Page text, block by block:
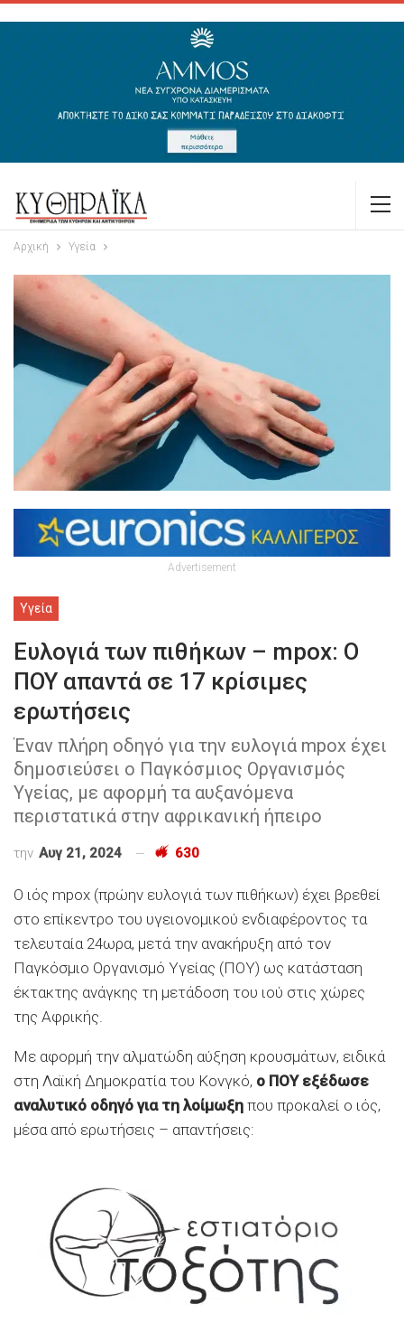
Αρχική Υγεία
Advertisement
Υγεία
Ευλογιά των πιθήκων – mpox: Ο
ΠΟΥ απαντά σε 17 κρίσιμες
ερωτήσεις
Έναν πλήρη οδηγό για την ευλογιά mpox έχει
δημοσιεύσει ο Παγκόσμιος Οργανισμός
Υγείας, με αφορμή τα αυξανόμενα
περιστατικά στην αφρικανική ήπειρο
την Αυγ 21, 2024 630
Ο ιός mpox (πρώην ευλογιά των πιθήκων) έχει βρεθεί
στο επίκεντρο του υγειονομικού ενδιαφέροντος τα
τελευταία 24ωρα, μετά την ανακήρυξη από τον
Παγκόσμιο Οργανισμό Υγείας (ΠΟΥ) ως κατάσταση
έκτακτης ανάγκης τη μετάδοση του ιού στις χώρες
της Αφρικής.
Με αφορμή την αλματώδη αύξηση κρουσμάτων, ειδικά
στη Λαϊκή Δημοκρατία του Κονγκό, ο ΠΟΥ εξέδωσε
αναλυτικό οδηγό για τη λοίμωξη που προκαλεί ο ιός,
μέσα από ερωτήσεις – απαντήσεις: